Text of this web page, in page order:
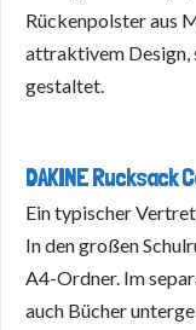
Rückenpolster aus
attraktivem Design,
gestaltet.
DAKINE Rucksack
Ein typischer
In den großen
A4-Ordner. Im
auch Bücher